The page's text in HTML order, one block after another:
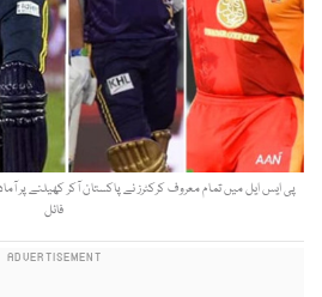
پی ایس ایل میں تمام معروف کرکٹرز نے پاکستان آکر کھیلنے پر
فائل